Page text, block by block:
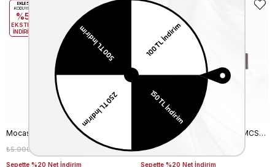
₺5.000,00
Sepette %20 Net İndirim
EKLE5
KODUYLA
%5
EKSTRA
İNDİRİM
Mocassini Erkek Kemer 003MCSN B3245
₺5.000,00
Sepette %20 Net İndirim
EKLE5
KODUYLA
İNDİRİM